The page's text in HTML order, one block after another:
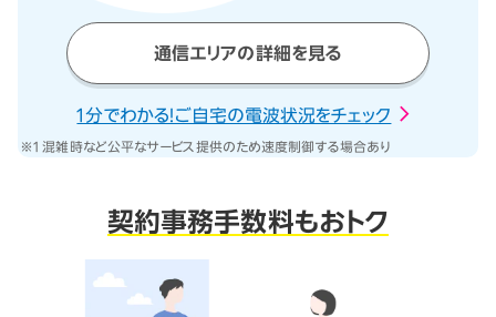
通信エリアの詳細を見る
1分でわかる！ご自宅の電波状況をチェック
※1 混雑時など公平なサービス提供のため速度制御する場合あり
契約事務手数料もおトク